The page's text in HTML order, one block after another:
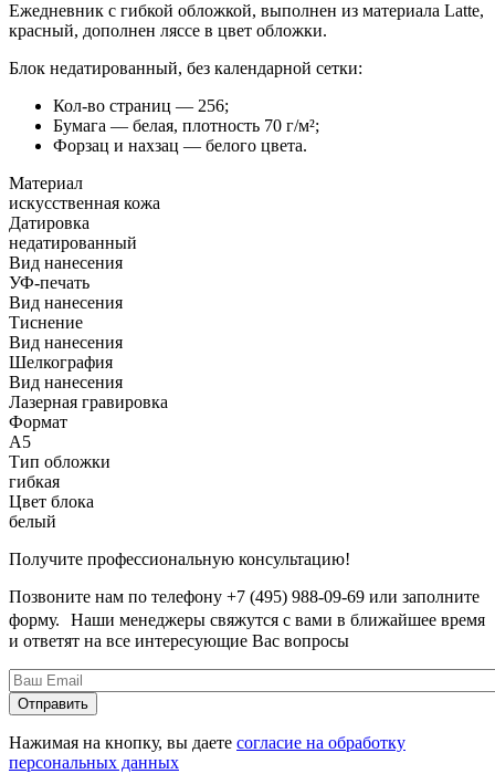
Ежедневник с гибкой обложкой, выполнен из материала Latte,
красный, дополнен ляссе в цвет обложки.
Блок недатированный, без календарной сетки:
Кол-во страниц — 256;
Бумага — белая, плотность 70 г/м²;
Форзац и нахзац — белого цвета.
Материал
искусственная кожа
Датировка
недатированный
Вид нанесения
УФ-печать
Вид нанесения
Тиснение
Вид нанесения
Шелкография
Вид нанесения
Лазерная гравировка
Формат
А5
Тип обложки
гибкая
Цвет блока
белый
Получите профессиональную консультацию!
Позвоните нам по телефону +7 (495) 988-09-69 или заполните
форму. Наши менеджеры свяжутся с вами в ближайшее время
и ответят на все интересующие Вас вопросы
Нажимая на кнопку, вы даете согласие на обработку
персональных данных